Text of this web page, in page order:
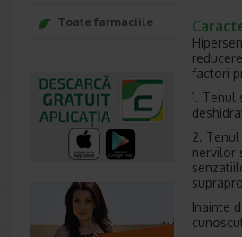
factori
1. Tenul
2.
nervilor
Inainte
Toate farmaciile